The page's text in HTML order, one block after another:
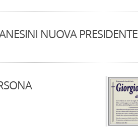
NUOVA PRESIDENTE